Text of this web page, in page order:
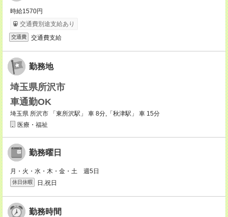
時給1570円
交通費別途支給あり
交通費 交通費支給
勤務地
埼玉県所沢市
車通勤OK
埼玉県 所沢市 「東所沢駅」 車 8分,「秋津駅」 車 15分
医療・福祉
勤務曜日
月・火・水・木・金・土 週5日
休日休暇 日,祝日
勤務時間